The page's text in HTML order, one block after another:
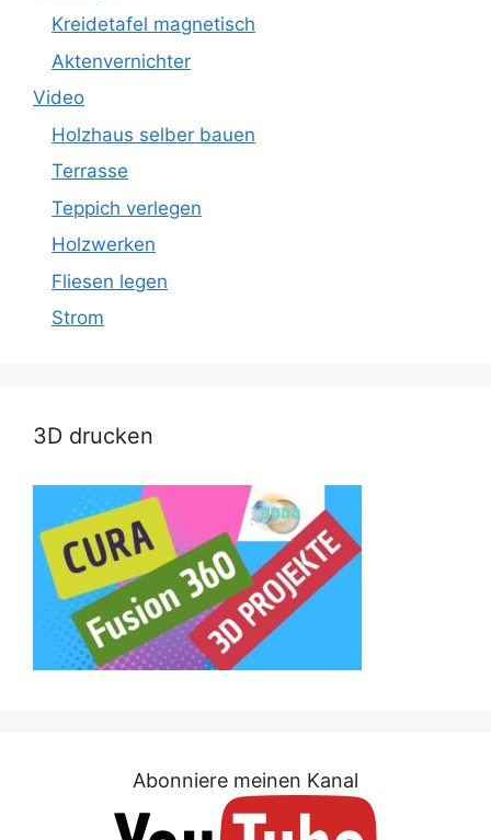
Kreidetafel magnetisch
Aktenvernichter
Video
Holzhaus selber bauen
Terrasse
Teppich verlegen
Holzwerken
Fliesen legen
Strom
3D drucken
Abonniere meinen Kanal